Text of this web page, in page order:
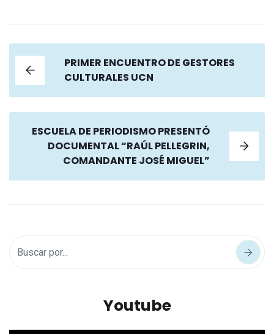
PRIMER ENCUENTRO DE GESTORES
CULTURALES UCN
ESCUELA DE PERIODISMO PRESENTÓ
DOCUMENTAL “RAÚL PELLEGRIN,
COMANDANTE JOSÉ MIGUEL”
Youtube